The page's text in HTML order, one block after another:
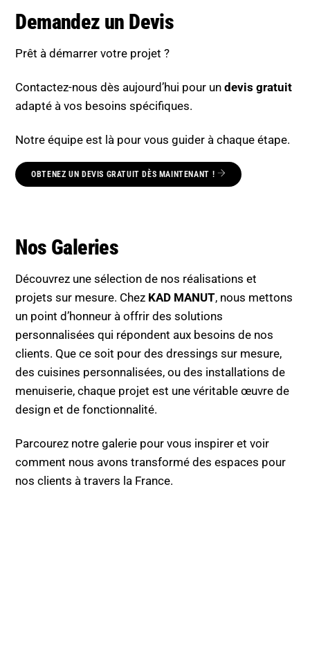
Demandez un Devis
Prêt à démarrer votre projet ?
Contactez-nous dès aujourd’hui pour undevis gratuit
adapté à vos besoins spécifiques.
Notre équipe est là pour vous guider à chaque étape.
OBTENEZ UN DEVIS GRATUIT DÈS MAINTENANT !
Nos Galeries
Découvrez une sélection de nos réalisations et
projets sur mesure. Chez KAD MANUT, nous mettons
un point d’honneur à offrir des solutions
personnalisées qui répondent aux besoins de nos
clients. Que ce soit pour des dressings sur mesure,
des cuisines personnalisées, ou des installations de
menuiserie, chaque projet est une véritable œuvre de
design et de fonctionnalité.
Parcourez notre galerie pour vous inspirer et voir
comment nous avons transformé des espaces pour
nos clients à travers la France.